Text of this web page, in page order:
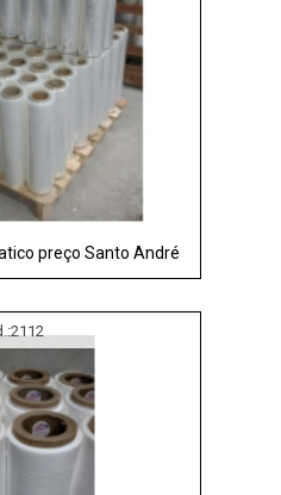
preço Santo André
2112